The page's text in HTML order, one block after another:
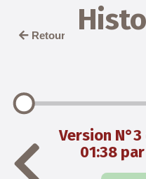
Retour
Version
01:38